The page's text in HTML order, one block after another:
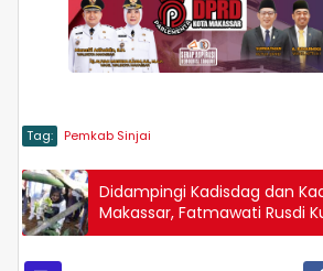
Tag: Pemkab Sinjai
Didampingi Kadisdag dan
Makassar, Fatmawati Rusdi
Edu Park Manggala